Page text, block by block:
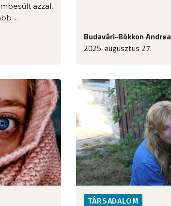
azzal,
...
Budavári-Bókkon Andrea
2025. augusztus 27.
TÁRSADALOM